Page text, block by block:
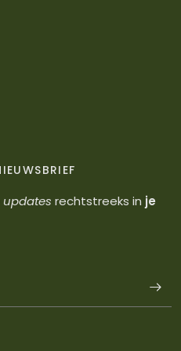
updates rechtstreeks in je